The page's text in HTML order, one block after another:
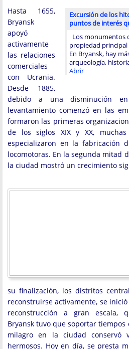
Excursión de los
puntos de interés
Los monumentos
propiedad
En Bryansk, hay
arqueología,
Abrir
Hasta 1655,
Bryansk
apoyó
activamente
las relaciones
comerciales
con Ucrania.
Desde 1885,
debido a una disminución
levantamiento comenzó en las
formaron las primeras
de los siglos XIX y XX,
especializaron en la fabricación
locomotoras. En la segunda mitad
la ciudad mostró un crecimiento
su finalización, los distritos
reconstruirse activamente, se
reconstrucción a gran escala,
Bryansk tuvo que soportar
milagro en la ciudad conservó
hermosos. Hoy en día, se presta